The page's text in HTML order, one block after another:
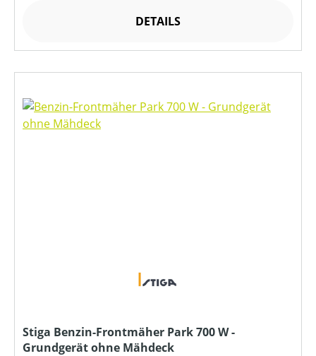
DETAILS
Stiga Benzin-Frontmäher Park 700 W -
Grundgerät ohne Mähdeck